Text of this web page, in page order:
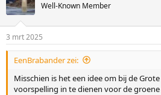
Well-Known Member
3 mrt 2025
EenBrabander zei:
Misschien is het een idee om bij de
voorspelling in te dienen voor de